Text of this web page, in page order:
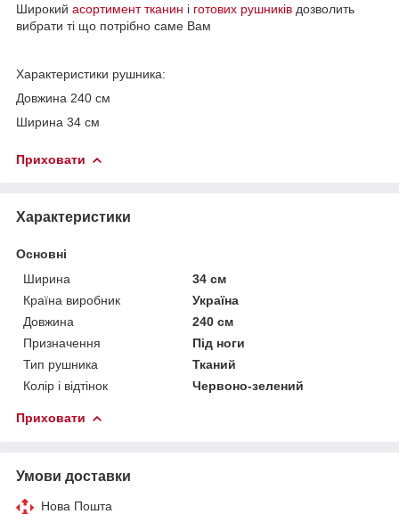
Широкий асортимент тканин і готових рушників дозволить
вибрати ті що потрібно саме Вам
Характеристики рушника:
Довжина 240 см
Ширина 34 см
Приховати
Характеристики
Основні
Ширина
34 см
Країна виробник
Україна
Довжина
240 см
Призначення
Під ноги
Тип рушника
Тканий
Колір і відтінок
Червоно-зелений
Приховати
Умови доставки
Нова Пошта